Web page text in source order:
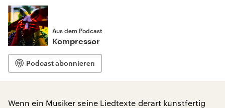
Aus dem Podcast
Kompressor
Podcast abonnieren
Wenn ein Musiker seine Liedtexte derart kunstfertig